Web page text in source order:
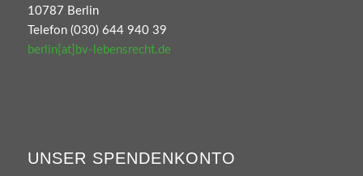
10787 Berlin
Telefon (030) 644 940 39
berlin[at]bv-lebensrecht.de
UNSER SPENDENKONTO